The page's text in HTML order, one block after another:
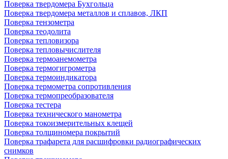
Поверка твердомера Бухгольца
Поверка твердомера металлов и сплавов, ЛКП
Поверка тензометра
Поверка теодолита
Поверка тепловизора
Поверка тепловычислителя
Поверка термоанемометра
Поверка термогигрометра
Поверка термоиндикатора
Поверка термометра сопротивления
Поверка термопреобразователя
Поверка тестера
Поверка технического манометра
Поверка токоизмерительных клещей
Поверка толщиномера покрытий
Поверка трафарета для расшифровки радиографических
снимков